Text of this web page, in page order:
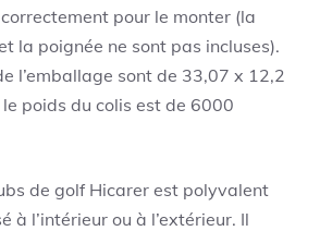
pour le monter (la
la poignée ne sont pas incluses).
l’emballage sont de 33,07 x 12,2
poids du colis est de 6000
de golf Hicarer est polyvalent
à l’intérieur ou à l’extérieur. Il